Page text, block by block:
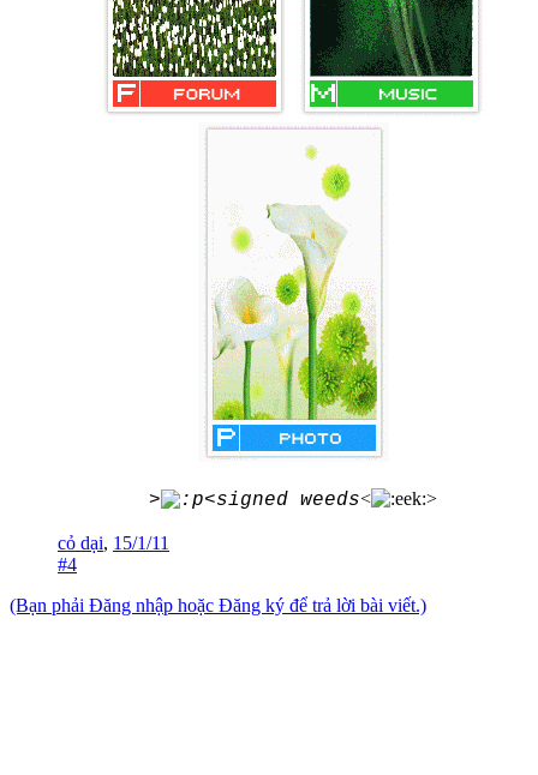
> <signed weeds< >
cỏ dại, 15/1/11
#4
(Bạn phải Đăng nhập hoặc Đăng ký để trả lời bài viết.)